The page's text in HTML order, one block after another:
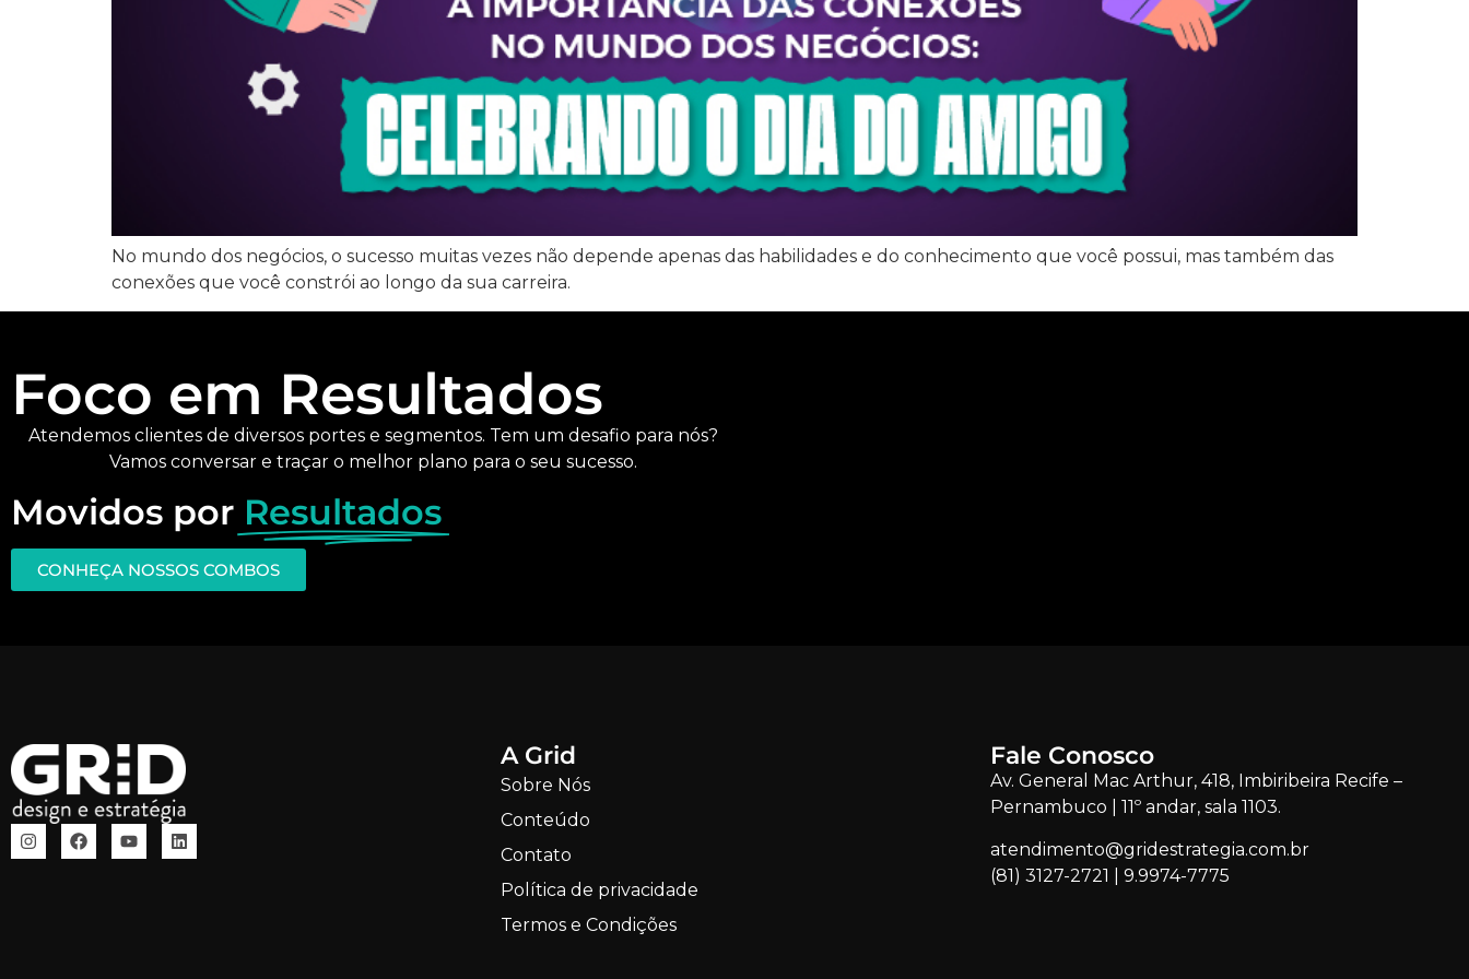
No mundo dos negócios, o sucesso muitas vezes não depende apenas das habilidades e do conhecimento que você possui, mas também das
conexões que você constrói ao longo da sua carreira.
Foco em Resultados
Atendemos clientes de diversos portes e segmentos. Tem um desafio para nós?
Vamos conversar e traçar o melhor plano para o seu sucesso.
Movidos por Resultados
CONHEÇA NOSSOS COMBOS
A Grid
Sobre Nós
Conteúdo
Contato
Política de privacidade
Termos e Condições
Fale Conosco
Av. General Mac Arthur, 418, Imbiribeira Recife –
Pernambuco | 11º andar, sala 1103.
atendimento@gridestrategia.com.br
(81) 3127-2721
9.9974-7775